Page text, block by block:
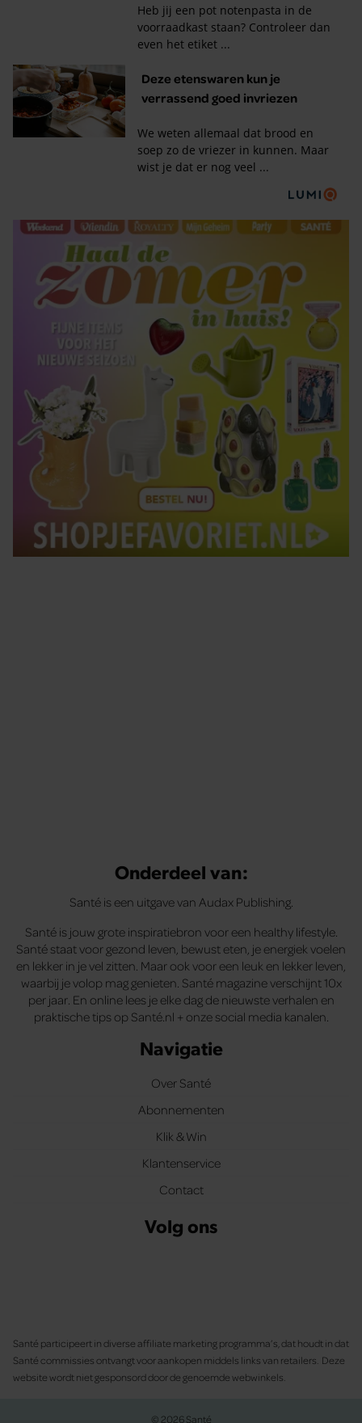
Onderdeel van:
Santé is een uitgave van Audax Publishing.
Santé is jouw grote inspiratiebron voor een healthy lifestyle.
Santé staat voor gezond leven, bewust eten, je energiek voelen
en lekker in je vel zitten. Maar ook voor een leuk en lekker leven,
waarbij je volop mag genieten. Santé magazine verschijnt 10x
per jaar. En online lees je elke dag de nieuwste verhalen en
praktische tips op Santé.nl + onze social media kanalen.
Navigatie
Over Santé
Abonnementen
Klik & Win
Klantenservice
Contact
Volg ons
Santé participeert in diverse affiliate marketing programma’s, dat houdt in dat
Santé commissies ontvangt voor aankopen middels links van retailers. Deze
website wordt niet gesponsord door de genoemde webwinkels.
© 2026 Santé